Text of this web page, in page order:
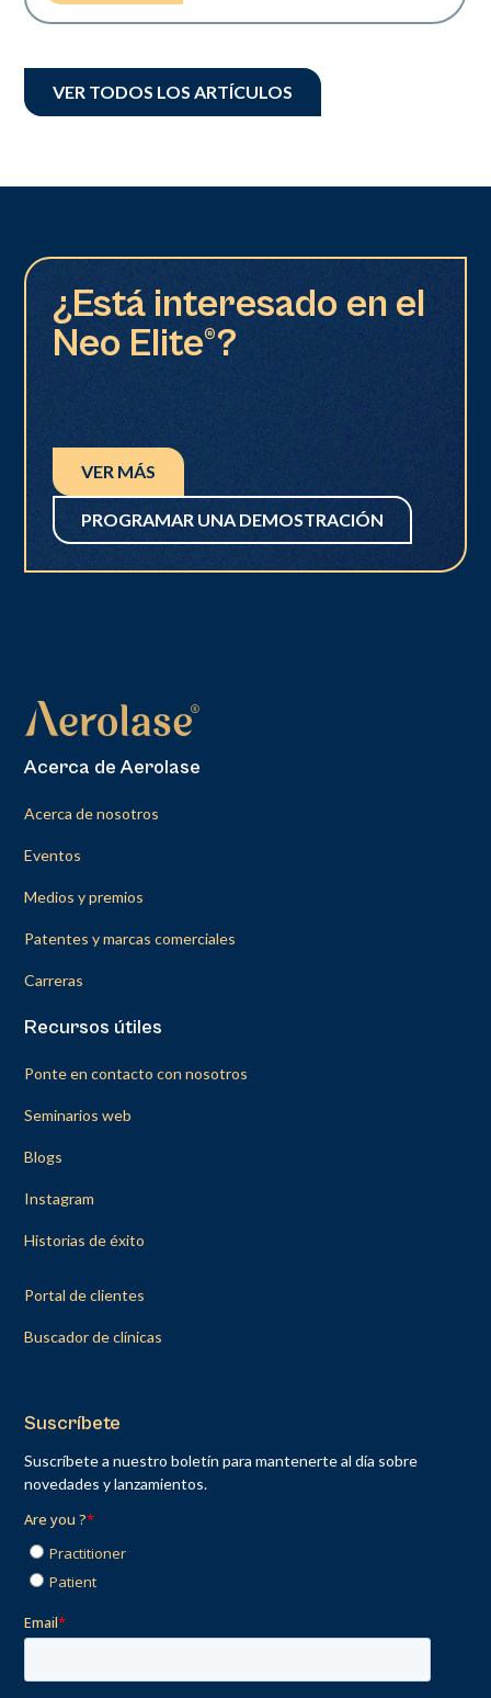
VER TODOS LOS ARTÍCULOS
¿Está interesado en el
Neo Elite®?
VER MÁS
PROGRAMAR UNA DEMOSTRACIÓN
Acerca de Aerolase
Acerca de nosotros
Eventos
Medios y premios
Patentes y marcas comerciales
Carreras
Recursos útiles
Ponte en contacto con nosotros
Seminarios web
Blogs
Instagram
Historias de éxito
Portal de clientes
Buscador de clínicas
Suscríbete
Suscríbete a nuestro boletín para mantenerte al día sobre
novedades y lanzamientos.